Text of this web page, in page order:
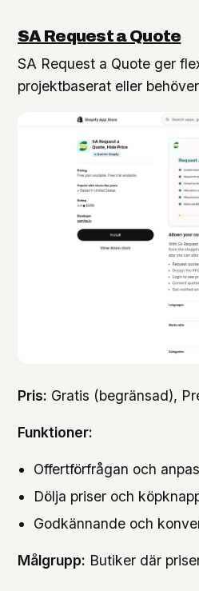
SA Request a Quote
SA Request a Quote ger
projektbaserat eller
Pris: Gratis (begränsad),
Funktioner:
Offertförfrågan och
Dölja priser och
Godkännande och
Målgrupp: Butiker där